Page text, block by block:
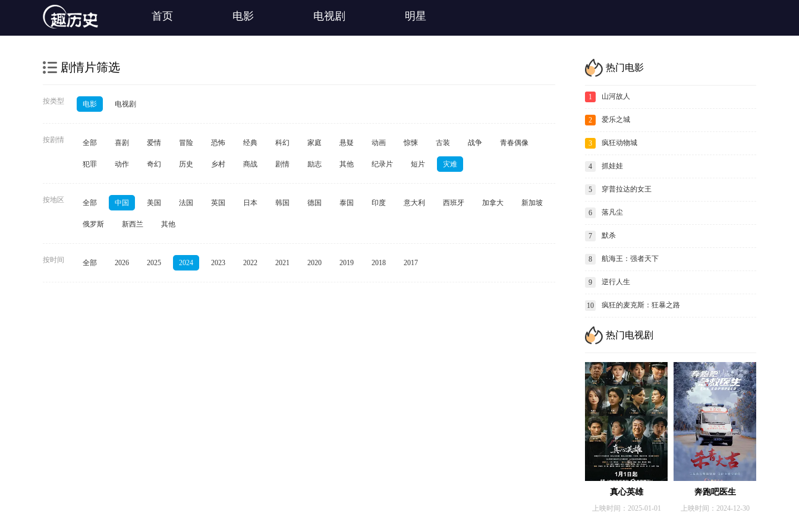
首页 电影 电视剧 明星
剧情片筛选
按类型 电影 电视剧
按剧情 全部 喜剧 爱情 冒险 恐怖 经典 科幻 家庭 悬疑 动画 惊悚 古装 战争 青春偶像
犯罪 动作 奇幻 历史 乡村 商战 剧情 励志 其他 纪录片 短片 灾难
按地区 全部 中国 美国 法国 英国 日本 韩国 德国 泰国 印度 意大利 西班牙 加拿大 新加坡
俄罗斯 新西兰 其他
按时间 全部 2026 2025 2024 2023 2022 2021 2020 2019 2018 2017
热门电影
1 山河故人
2 爱乐之城
3 疯狂动物城
4 抓娃娃
5 穿普拉达的女王
6 落凡尘
7 默杀
8 航海王：强者天下
9 逆行人生
10 疯狂的麦克斯：狂暴之路
热门电视剧
真心英雄
上映时间：2025-01-01
奔跑吧医生
上映时间：2024-12-30